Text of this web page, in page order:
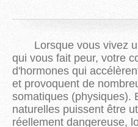
Lorsque vous vivez
qui vous fait peur, votre
d'hormones qui
et provoquent de
somatiques (physiques).
naturelles puissent être
réellement dangereuse,